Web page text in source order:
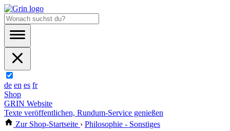
de en es fr
Shop
GRIN Website
Texte veröffentlichen, Rundum-Service genießen
Zur Shop-Startseite › Philosophie - Sonstiges